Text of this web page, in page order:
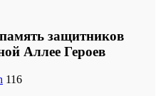
защитников
Аллее Героев
116